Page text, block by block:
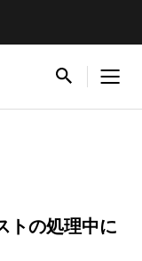
トの処理中に